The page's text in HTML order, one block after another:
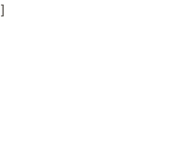
]